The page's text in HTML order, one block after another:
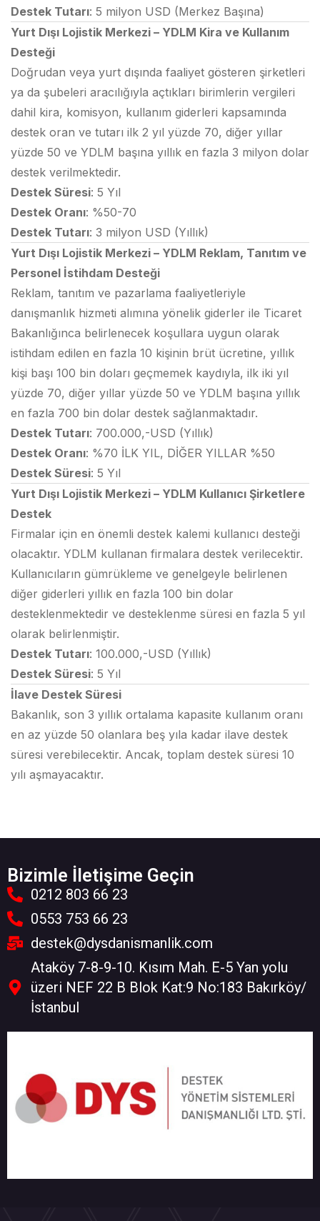
Destek Tutarı: 5 milyon USD (Merkez Başına)
Yurt Dışı Lojistik Merkezi – YDLM Kira ve Kullanım
Desteği
Doğrudan veya yurt dışında faaliyet gösteren şirketleri
ya da şubeleri aracılığıyla açtıkları birimlerin vergileri
dahil kira, komisyon, kullanım giderleri kapsamında
destek oran ve tutarı ilk 2 yıl yüzde 70, diğer yıllar
yüzde 50 ve YDLM başına yıllık en fazla 3 milyon dolar
destek verilmektedir.
Destek Süresi: 5 Yıl
Destek Oranı: %50-70
Destek Tutarı: 3 milyon USD (Yıllık)
Yurt Dışı Lojistik Merkezi – YDLM Reklam, Tanıtım ve
Personel İstihdam Desteği
Reklam, tanıtım ve pazarlama faaliyetleriyle
danışmanlık hizmeti alımına yönelik giderler ile Ticaret
Bakanlığınca belirlenecek koşullara uygun olarak
istihdam edilen en fazla 10 kişinin brüt ücretine, yıllık
kişi başı 100 bin doları geçmemek kaydıyla, ilk iki yıl
yüzde 70, diğer yıllar yüzde 50 ve YDLM başına yıllık
en fazla 700 bin dolar destek sağlanmaktadır.
Destek Tutarı: 700.000,-USD (Yıllık)
Destek Oranı: %70 İLK YIL, DİĞER YILLAR %50
Destek Süresi: 5 Yıl
Yurt Dışı Lojistik Merkezi – YDLM Kullanıcı Şirketlere
Destek
Firmalar için en önemli destek kalemi kullanıcı desteği
olacaktır. YDLM kullanan firmalara destek verilecektir.
Kullanıcıların gümrükleme ve genelgeyle belirlenen
diğer giderleri yıllık en fazla 100 bin dolar
desteklenmektedir ve desteklenme süresi en fazla 5 yıl
olarak belirlenmiştir.
Destek Tutarı: 100.000,-USD (Yıllık)
Destek Süresi: 5 Yıl
İlave Destek Süresi
Bakanlık, son 3 yıllık ortalama kapasite kullanım oranı
en az yüzde 50 olanlara beş yıla kadar ilave destek
süresi verebilecektir. Ancak, toplam destek süresi 10
yılı aşmayacaktır.
Bizimle İletişime Geçin
0212 803 66 23
0553 753 66 23
destek@dysdanismanlik.com
Ataköy 7-8-9-10. Kısım Mah. E-5 Yan yolu
üzeri NEF 22 B Blok Kat:9 No:183 Bakırköy/
İstanbul